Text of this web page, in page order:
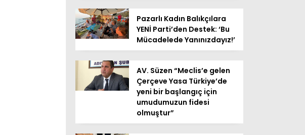
Pazarlı Kadın Balıkçılara
YENİ Parti’den Destek: ‘Bu
Mücadelede Yanınızdayız!’
AV. Süzen “Meclis’e gelen
Çerçeve Yasa Türkiye’de
yeni bir başlangıç için
umudumuzun fidesi
olmuştur”